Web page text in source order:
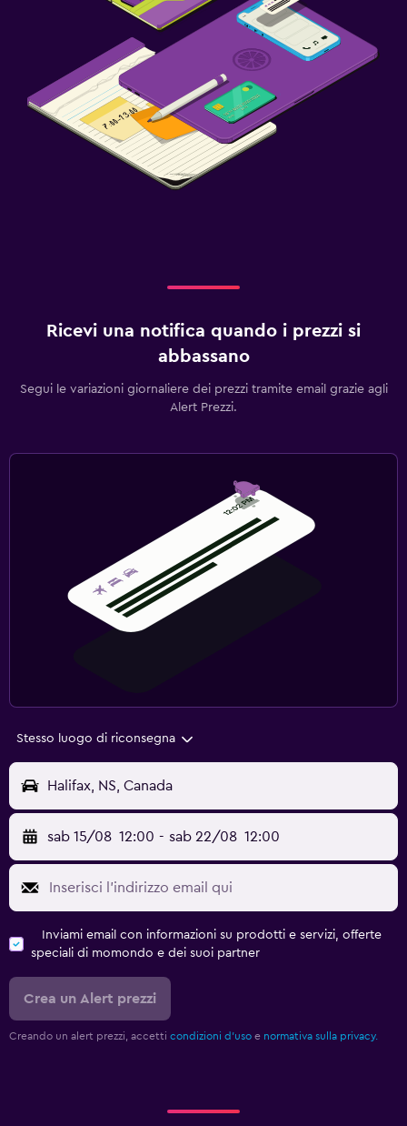
Ricevi una notifica quando i prezzi si
abbassano
Segui le variazioni giornaliere dei prezzi tramite email grazie agli
Alert Prezzi.
Stesso luogo di riconsegna
Halifax, NS, Canada
sab 15/08 12:00 - sab 22/08 12:00
Inviami email con informazioni su prodotti e servizi, offerte
speciali di momondo e dei suoi partner
Crea un Alert prezzi
Creando un alert prezzi, accetti condizioni d'uso e normativa sulla privacy.